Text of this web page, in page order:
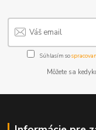
Súhlasím so
Môžete sa